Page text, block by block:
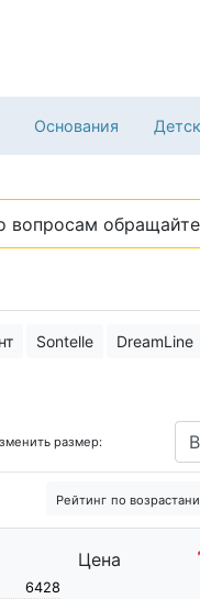
Основания
Sontelle DreamLine
размер:
Рейтинг по
6428
Цена